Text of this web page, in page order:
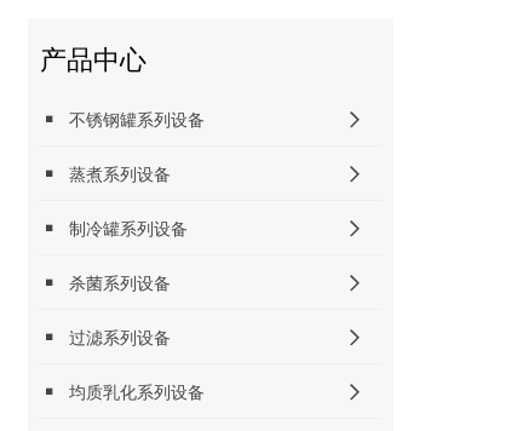
产品中心
不锈钢罐系列设备
蒸煮系列设备
制冷罐系列设备
杀菌系列设备
过滤系列设备
均质乳化系列设备